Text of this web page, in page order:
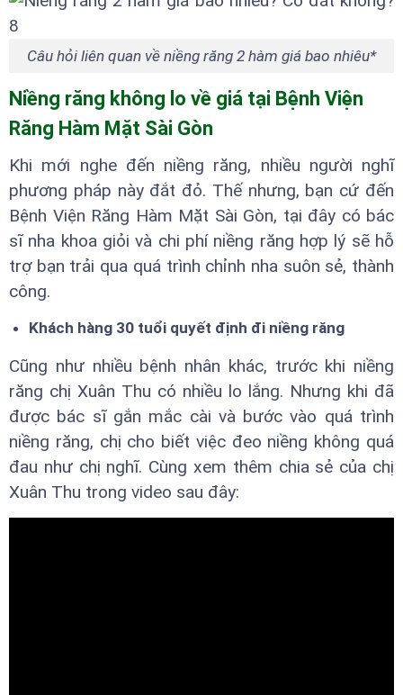
Câu hỏi liên quan về niềng răng 2 hàm giá bao nhiêu*
Niềng răng không lo về giá tại Bệnh Viện
Răng Hàm Mặt Sài Gòn
Khi mới nghe đến niềng răng, nhiều người nghĩ
phương pháp này đắt đỏ. Thế nhưng, bạn cứ đến
Bệnh Viện Răng Hàm Mặt Sài Gòn, tại đây có bác
sĩ nha khoa giỏi và chi phí niềng răng hợp lý sẽ hỗ
trợ bạn trải qua quá trình chỉnh nha suôn sẻ, thành
công.
Khách hàng 30 tuổi quyết định đi niềng răng
Cũng như nhiều bệnh nhân khác, trước khi niềng
răng chị Xuân Thu có nhiều lo lắng. Nhưng khi đã
được bác sĩ gắn mắc cài và bước vào quá trình
niềng răng, chị cho biết việc đeo niềng không quá
đau như chị nghĩ. Cùng xem thêm chia sẻ của chị
Xuân Thu trong video sau đây: